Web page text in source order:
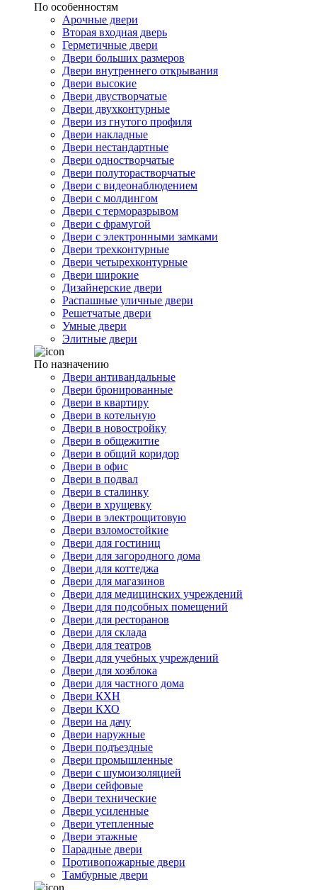
По особенностям
Арочные двери
Вторая входная дверь
Герметичные двери
Двери больших размеров
Двери внутреннего открывания
Двери высокие
Двери двустворчатые
Двери двухконтурные
Двери из гнутого профиля
Двери накладные
Двери нестандартные
Двери одностворчатые
Двери полуторастворчатые
Двери с видеонаблюдением
Двери с молдингом
Двери с терморазрывом
Двери с фрамугой
Двери с электронными замками
Двери трехконтурные
Двери четырехконтурные
Двери широкие
Дизайнерские двери
Распашные уличные двери
Решетчатые двери
Умные двери
Элитные двери
По назначению
Двери антивандальные
Двери бронированные
Двери в квартиру
Двери в котельную
Двери в новостройку
Двери в общежитие
Двери в общий коридор
Двери в офис
Двери в подвал
Двери в сталинку
Двери в хрущевку
Двери в электрощитовую
Двери взломостойкие
Двери для гостиниц
Двери для загородного дома
Двери для коттеджа
Двери для магазинов
Двери для медицинских учреждений
Двери для подсобных помещений
Двери для ресторанов
Двери для склада
Двери для театров
Двери для учебных учреждений
Двери для хозблока
Двери для частного дома
Двери КХН
Двери КХО
Двери на дачу
Двери наружные
Двери подъездные
Двери промышленные
Двери с шумоизоляцией
Двери сейфовые
Двери технические
Двери усиленные
Двери утепленные
Двери этажные
Парадные двери
Противопожарные двери
Тамбурные двери